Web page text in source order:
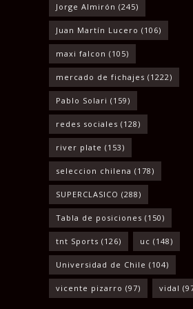
Jorge Almirón (245)
Juan Martín Lucero (106)
maxi falcon (105)
mercado de fichajes (1222)
Pablo Solari (159)
redes sociales (128)
river plate (153)
seleccion chilena (178)
SUPERCLASICO (288)
Tabla de posiciones (150)
tnt Sports (126) uc (148)
Universidad de Chile (104)
vicente pizarro (97) vidal